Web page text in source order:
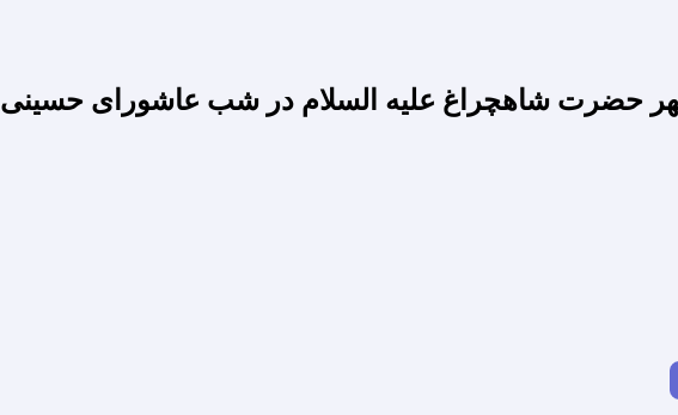
حضرت شاهچراغ علیه السلام در شب عاشورای حسینی